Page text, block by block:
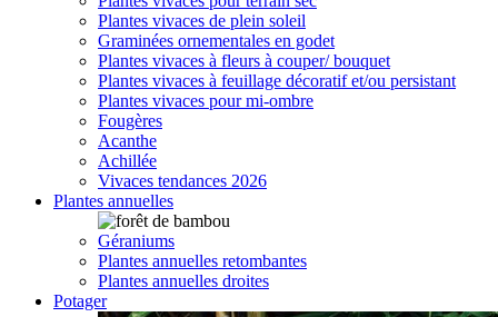
Plantes vivaces de plein soleil
Graminées ornementales en godet
Plantes vivaces à fleurs à couper/ bouquet
Plantes vivaces à feuillage décoratif et/ou persistant
Plantes vivaces pour mi-ombre
Fougères
Acanthe
Achillée
Vivaces tendances 2026
Plantes annuelles
Géraniums
Plantes annuelles retombantes
Plantes annuelles droites
Potager